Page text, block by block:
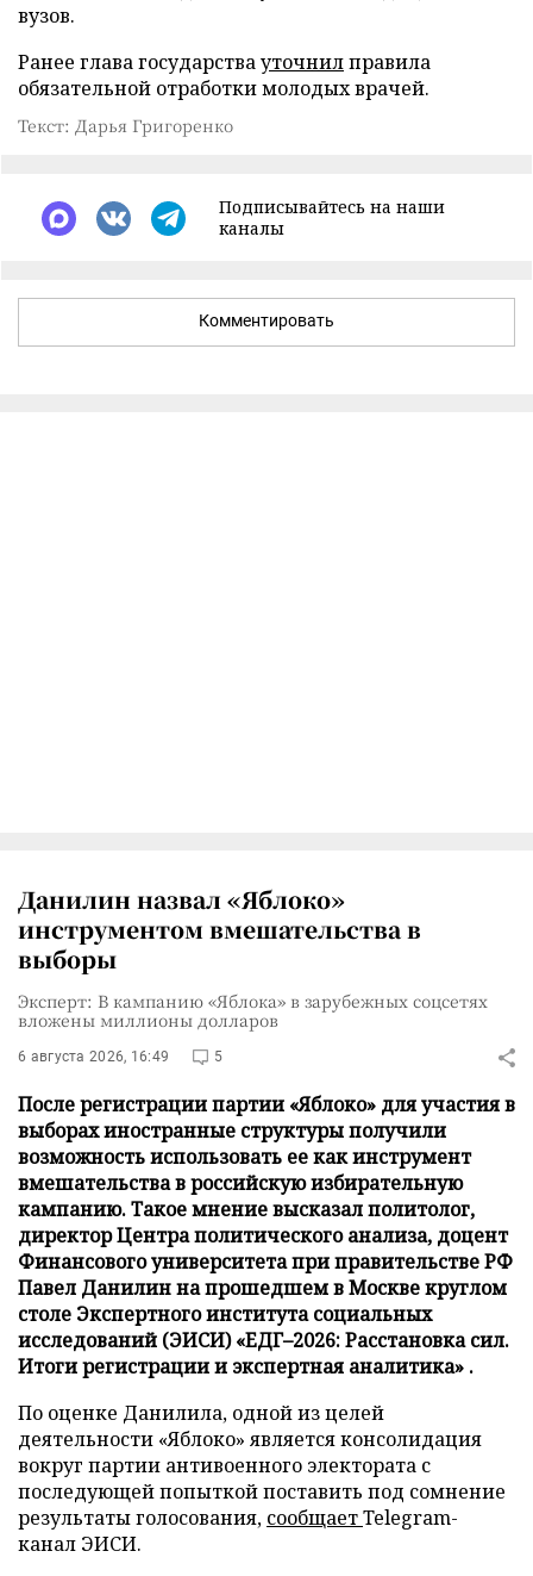
вузов.
Ранее глава государствауточнилправила
обязательной отработки молодых врачей.
Текст: Дарья Григоренко
Подписывайтесь на наши
каналы
Комментировать
Данилин назвал «Яблоко»
инструментом вмешательства в
выборы
Эксперт: В кампанию «Яблока» в зарубежных соцсетях
вложены миллионы долларов
6 августа 2026, 16:49 5
После регистрации партии «Яблоко» для участия в
выборах иностранные структуры получили
возможность использовать ее как инструмент
вмешательства в российскую избирательную
кампанию. Такое мнение высказал политолог,
директор Центра политического анализа, доцент
Финансового университета при правительстве РФ
Павел Данилин на прошедшем в Москве круглом
столе Экспертного института социальных
исследований (ЭИСИ) «ЕДГ–2026: Расстановка сил.
Итоги регистрации и экспертная аналитика» .
По оценке Данилила, одной из целей
деятельности «Яблоко» является консолидация
вокруг партии антивоенного электората с
последующей попыткой поставить под сомнение
результаты голосования, сообщаетTelegram-
канал ЭИСИ.